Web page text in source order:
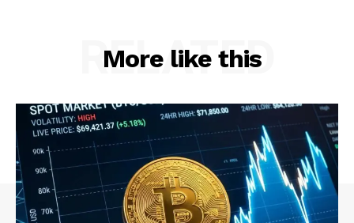
More like this
RELATED